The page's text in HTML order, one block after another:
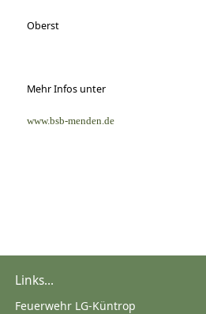
Oberst
Mehr Infos unter
www.bsb-menden.de
Links...
Feuerwehr LG-Küntrop